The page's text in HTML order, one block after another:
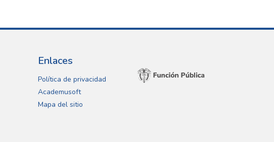
Enlaces
Política de privacidad
Academusoft
Mapa del sitio